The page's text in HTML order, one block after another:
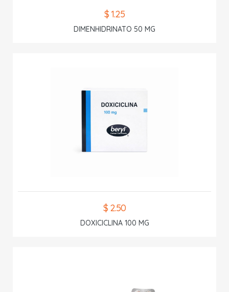
$ 1.25
DIMENHIDRINATO 50 MG
$ 2.50
DOXICICLINA 100 MG